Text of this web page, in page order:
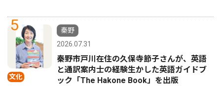
5
文化
秦野
2026.07.31
秦野市戸川在住の久保寺節子さんが、英語
と通訳案内士の経験生かした英語ガイドブ
ック「The Hakone Book」を出版